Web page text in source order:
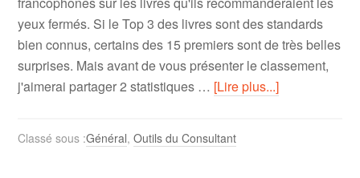
yeux fermés. Si le Top 3 des livres sont des standards
bien connus, certains des 15 premiers sont de très belles
surprises. Mais avant de vous présenter le classement,
j'aimerai partager 2 statistiques … [Lire plus...]
Classé sous :Général,Outils du Consultant